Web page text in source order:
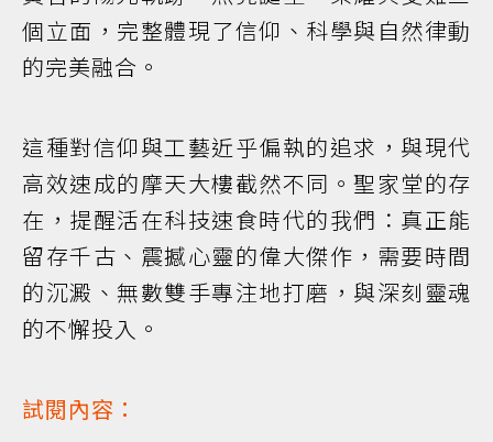
個立面，完整體現了信仰、科學與自然律動
的完美融合。
這種對信仰與工藝近乎偏執的追求，與現代
高效速成的摩天大樓截然不同。聖家堂的存
在，提醒活在科技速食時代的我們：真正能
留存千古、震撼心靈的偉大傑作，需要時間
的沉澱、無數雙手專注地打磨，與深刻靈魂
的不懈投入。
試閱內容：